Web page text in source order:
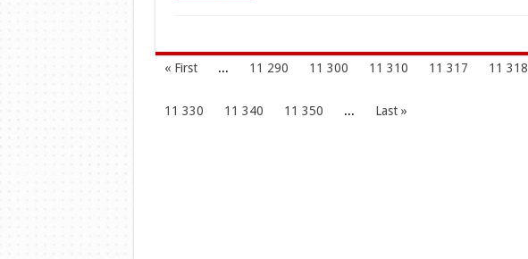
« First ... 11 290 11 300 11 310 11 317 11 318
11 330
11 340 11 350 ... Last »